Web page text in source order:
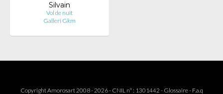
Silvain
Vol de nuit
Galleri Gkm
Copyright Amorosart 2008 - 2026 - CNIL n° : 1301442 - Glossaire- F.a.q